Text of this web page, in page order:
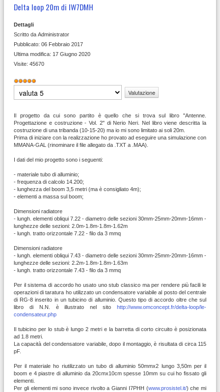
Delta loop 20m di IW7DMH
Dettagli
Scritto da Administrator
Pubblicato: 06 Febbraio 2017
Ultima modifica: 17 Giugno 2020
Visite: 45670
Valutazione
Valuta
Il progetto da cui sono partito è quello che si trova sul libro "Antenne.
Progettazione e costruzione - Vol. 2" di Nerio Neri. Nel libro viene descritta la
costruzione di una tribanda (10-15-20) ma io mi sono limitato ai soli 20m.
Prima di iniziare con la realizzazione ho provato ad eseguire una simulazione con
MMANA-GAL (rinominare il file allegato da .TXT a .MAA).
I dati del mio progetto sono i seguenti:
- materiale tubo di alluminio;
- frequenza di calcolo 14.200;
- lunghezza del boom 3,5 metri (ma è consigliato 4m);
- elementi a massa sul boom;
Dimensioni radiatore
- lungh. elementi obliqui 7.22 - diametro delle sezioni 30mm-25mm-20mm-16mm -
lunghezze delle sezioni: 2.0m-1.8m-1.8m-1.62m
- lungh. tratto orizzontale 7.22 - filo da 3 mmq
Dimensioni radiatore
- lungh. elementi obliqui 7.43 - diametro delle sezioni 30mm-25mm-20mm-16mm -
lunghezze delle sezioni: 2.2m-1.8m-1.8m-1.63m
- lungh. tratto orizzontale 7.43 - filo da 3 mmq
Per il sistema di accordo ho usato uno stub classico ma per rendere più facili le
operazioni di taratura ho utilizzato un condensatore variabile al posto del centrale
di RG-8 inserito in un tubicino di alluminio. Questo tipo di accordo oltre che sul
libro di N.N. è illustrato nel sito http://www.omconcept.fr/delta-loop/le-
condensateur.php
Il tubicino per lo stub è lungo 2 metri e la barretta di corto circuito è posizionata
ad 1.8 metri.
La capacità del condensatore variabile, dopo il montaggio, è risultata di circa 115
pF.
Per il materiale ho riutilizzato un tubo di alluminio 50mmx2 lungo 3,50m per il
boom e 4 piastre di alluminio da 20cmx10cm spesse 10mm su cui ho fissato gli
elementi.
Per gli elementi mi sono invece rivolto a Gianni I7PHH (www.prosistel.it/) che mi